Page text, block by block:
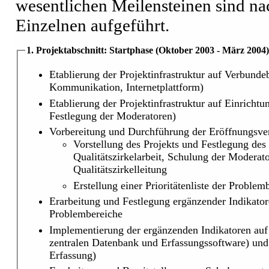
wesentlichen Meilensteinen sind
Einzelnen aufgeführt.
1. Projektabschnitt: Startphase (Oktober 2003 - März 2004)
Etablierung der Projektinfrastruktur auf
Kommunikation, Internetplattform)
Etablierung der Projektinfrastruktur auf
Festlegung der Moderatoren)
Vorbereitung und Durchführung der
Vorstellung des Projekts und Festlegung
Qualitätszirkelarbeit, Schulung der
Qualitätszirkelleitung
Erstellung einer Prioritätenliste der
Erarbeitung und Festlegung ergänzender
Problembereiche
Implementierung der ergänzenden Indikatoren
zentralen Datenbank und Erfassungssoftware)
Erfassung)